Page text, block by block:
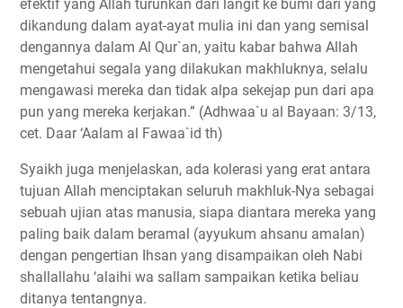
efektif yang Allah turunkan dari langit ke bumi dari yang
dikandung dalam ayat-ayat mulia ini dan yang semisal
dengannya dalam Al Qur`an, yaitu kabar bahwa Allah
mengetahui segala yang dilakukan makhluknya, selalu
mengawasi mereka dan tidak alpa sekejap pun dari apa
pun yang mereka kerjakan.” (Adhwaa`u al Bayaan: 3/13,
cet. Daar ‘Aalam al Fawaa`id th)
Syaikh juga menjelaskan, ada kolerasi yang erat antara
tujuan Allah menciptakan seluruh makhluk-Nya sebagai
sebuah ujian atas manusia, siapa diantara mereka yang
paling baik dalam beramal (ayyukum ahsanu amalan)
dengan pengertian Ihsan yang disampaikan oleh Nabi
shallallahu ‘alaihi wa sallam sampaikan ketika beliau
ditanya tentangnya.